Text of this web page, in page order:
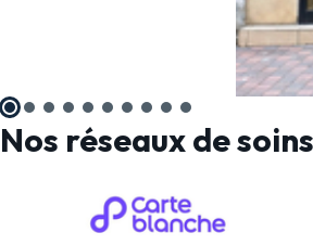
Nos réseaux de soins